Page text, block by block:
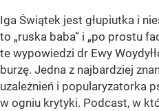
Iga Świątek jest głupiutka i
to „ruska baba” i „po prostu
te wypowiedzi dr Ewy
burzę. Jedna z najbardziej
uzależnień i popularyzatorka
w ogniu krytyki. Podcast, w